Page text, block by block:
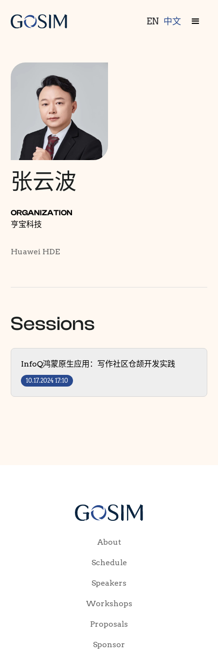
EN 中文
张云波
ORGANIZATION
亨宝科技
Huawei HDE
Sessions
InfoQ鸿蒙原生应用：写作社区仓颉开发实践
10.17.2024 17:10
About
Schedule
Speakers
Workshops
Proposals
Sponsor